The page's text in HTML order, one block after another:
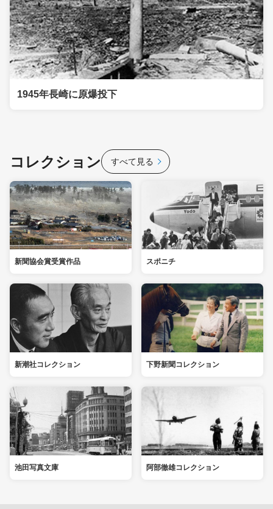
1945年長崎に原爆投下
コレクション すべて見る
新聞協会賞受賞作品 スポニチ
新潮社コレクション 下野新聞コレクション
池田写真文庫 阿部徹雄コレクション